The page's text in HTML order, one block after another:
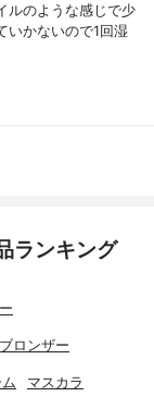
ルのような感じで少
いかないので1回湿
ランキング
ブロンザー
マスカラ